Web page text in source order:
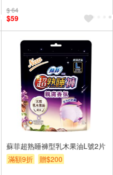
$ 64
$59
蘇菲超熟睡褲型乳木果油L號2片
滿額9折
贈$200